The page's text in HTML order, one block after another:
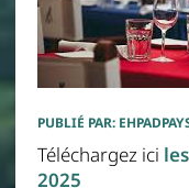
PUBLIÉ PAR:
Téléchargez ici
2025